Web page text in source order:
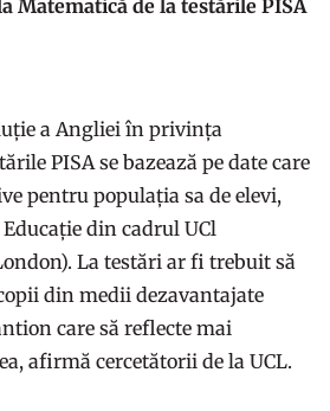
Matematică de la testările PISA
a Angliei în privința
PISA se bazează pe date care
pentru populația sa de elevi,
din cadrul UCl
La testări ar fi trebuit să
din medii dezavantajate
care să reflecte mai
afirmă cercetătorii de la UCL.